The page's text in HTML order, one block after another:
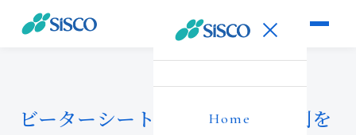
Home
ビーターシートとは？特徴と役割を